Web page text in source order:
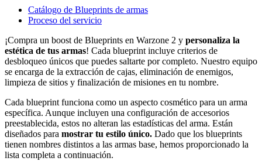
Catálogo de Blueprints de armas
Proceso del servicio
¡Compra un boost de Blueprints en Warzone 2 y personaliza la
estética de tus armas! Cada blueprint incluye criterios de
desbloqueo únicos que puedes saltarte por completo. Nuestro equipo
se encarga de la extracción de cajas, eliminación de enemigos,
limpieza de sitios y finalización de misiones en tu nombre.
Cada blueprint funciona como un aspecto cosmético para un arma
específica. Aunque incluyen una configuración de accesorios
preestablecida, estos no alteran las estadísticas del arma. Están
diseñados para mostrar tu estilo único. Dado que los blueprints
tienen nombres distintos a las armas base, hemos proporcionado la
lista completa a continuación.